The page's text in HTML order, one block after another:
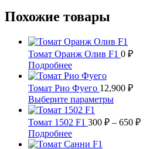
Похожие товары
Томат Оранж Олив F1 0 ₽
ПодробнееЭтот
товар
имеет
несколько
вариаций.
Опции
можно
выбрать
Томат Рио Фуего 12,900 ₽
Выберите параметрыЭтот
имеет
Томат 1502 F1 300 ₽ – 650 ₽
ПодробнееЭтот
товар